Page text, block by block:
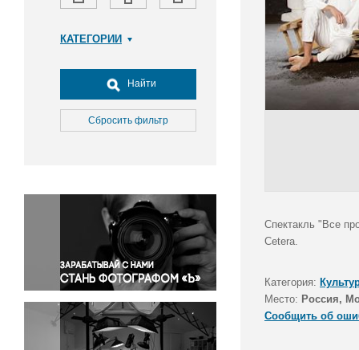
КАТЕГОРИИ
Досуг, туризм и отдых
Культура
Медицина
Окружающая среда
Политика
Правосудие
Происшествия и конфликты
Религия
Светская жизнь
Спорт
Экология
Найти
Сбросить фильтр
Спектакль "Все
Cetera.
Категория:
Место: Россия,
Сообщить об